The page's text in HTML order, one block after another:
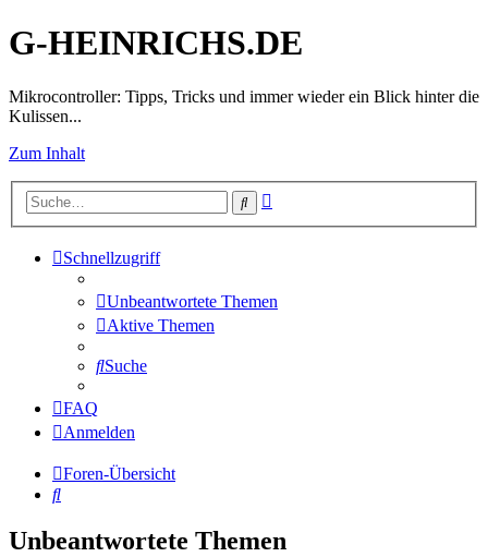
G-HEINRICHS.DE
Mikrocontroller: Tipps, Tricks und immer wieder ein Blick hinter die
Kulissen...
Zum Inhalt
Suche
Schnellzugriff
Unbeantwortete Themen
Aktive Themen
Suche
FAQ
Anmelden
Foren-Übersicht
Suche
Unbeantwortete Themen